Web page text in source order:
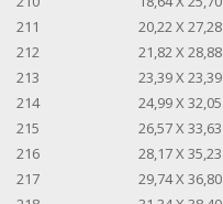
211
20,22 X 27,28
212
21,82 X 28,88
213
23,39 X 23,39
214
24,99 X 32,05
215
26,57 X 33,63
216
28,17 X 35,23
217
29,74 X 36,80